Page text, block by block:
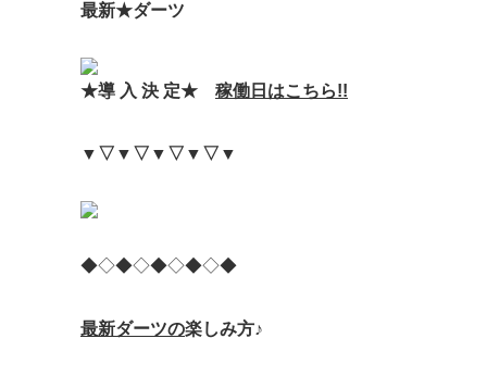
最新★ダーツ
★導 入 決 定★ 稼働日はこちら!!
▼▽▼▽▼▽▼▽▼
◆◇◆◇◆◇◆◇◆
最新ダーツの楽しみ方♪